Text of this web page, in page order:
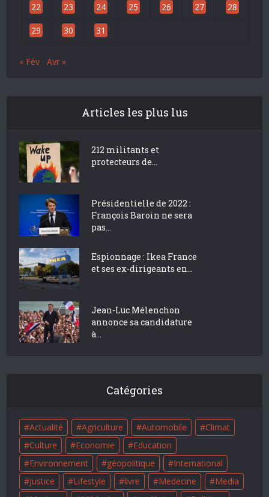
22 23 24 25 26 27 28
29 30 31
« Fév Avr »
Articles les plus lus
212 militants et
protecteurs de...
Présidentielle de 2022 :
François Baroin ne sera
pas...
Espionnage : Ikea France
et ses ex-dirigeants en...
Jean-Luc Mélenchon
annonce sa candidature
à...
Catégories
Actualité Agriculture Automobile
Climat
Culture
Economie
Education
Environnement
géopolitique
International
Justice
Lifestyle livre Medecine
Media